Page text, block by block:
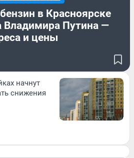
в Красноярске
Владимира Путина —
и цены
начнут
снижения